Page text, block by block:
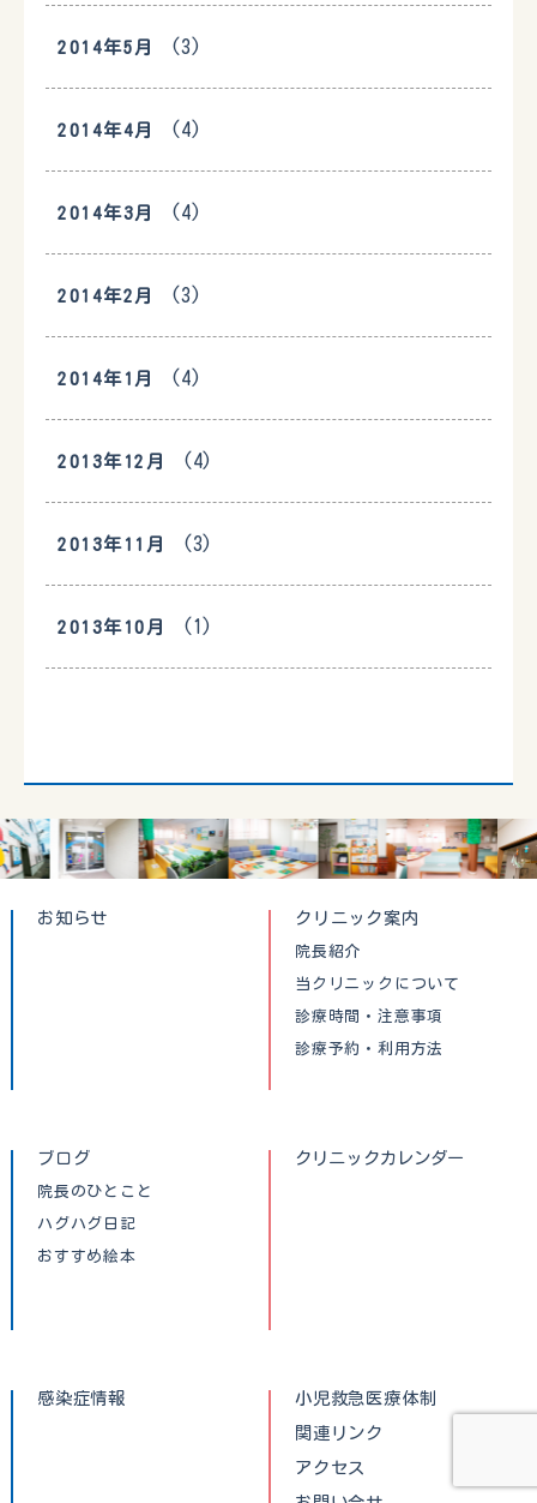
2014年5月 (3)
2014年4月 (4)
2014年3月 (4)
2014年2月 (3)
2014年1月 (4)
2013年12月 (4)
2013年11月 (3)
2013年10月 (1)
お知らせ クリニック案内
院長紹介
当クリニックについて
診療時間・注意事項
診療予約・利用方法
ブログ
院長のひとこと
ハグハグ日記
おすすめ絵本
クリニックカレンダー
感染症情報
小児救急医療体制
関連リンク
アクセス